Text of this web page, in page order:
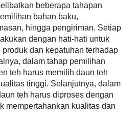
beberapa tahapan
bahan baku,
hingga pengiriman. Setiap
dengan hati-hati untuk
dan kepatuhan terhadap
dalam tahap pemilihan
teh harus memilih daun teh
tinggi. Selanjutnya, dalam
teh harus diproses dengan
mempertahankan kualitas dan